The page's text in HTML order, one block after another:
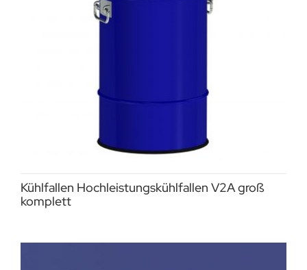
Kühlfallen Hochleistungskühlfallen V2A groß
komplett